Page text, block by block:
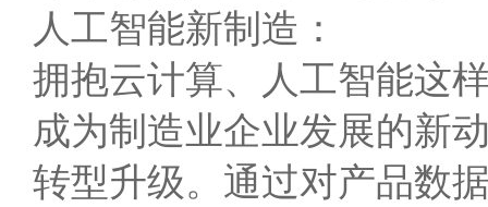
人工智能新制造：
拥抱云计算、人工智能这
成为制造业企业发展的新
转型升级。通过对产品数